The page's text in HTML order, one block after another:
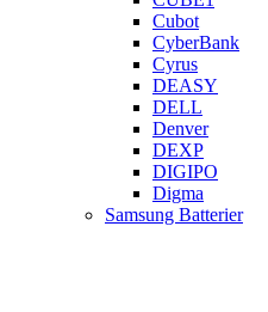
Cubot
CyberBank
Cyrus
DEASY
DELL
Denver
DEXP
DIGIPO
Digma
Samsung Batterier